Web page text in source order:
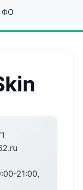
ФО
21:00,